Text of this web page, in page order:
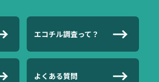
エコチル調査って？
よくある質問